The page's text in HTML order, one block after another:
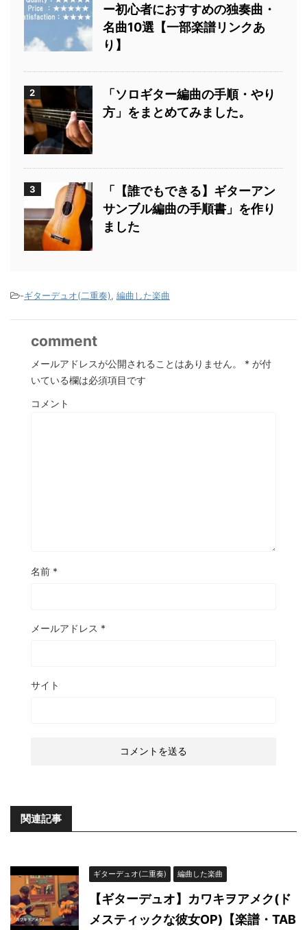
ー初心者におすすめの独奏曲・
名曲10選【一部楽譜リンクあ
り】
2
「ソロギター編曲の手順・やり
方」をまとめてみました。
3
「【誰でもできる】ギターアン
サンブル編曲の手順書」を作り
ました
-ギターデュオ(二重奏), 編曲した楽曲
comment
メールアドレスが公開されることはありません。 * が付
いている欄は必須項目です
コメント
名前 *
メールアドレス *
サイト
関連記事
ギターデュオ(二重奏) 編曲した楽曲
【ギターデュオ】カワキヲアメク(ド
メスティックな彼女OP)【楽譜・TAB